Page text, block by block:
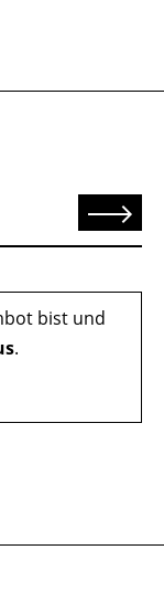
Senden
bist und
.